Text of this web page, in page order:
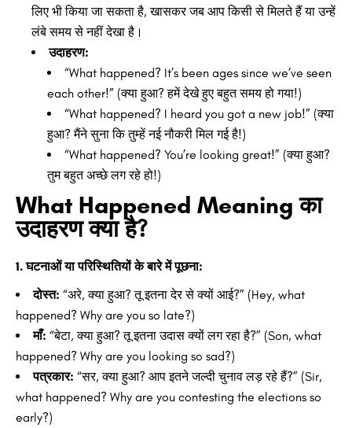
लिए भी किया जा सकता है, खासकर जब आप किसी से मिलते हैं या उन्हें
लंबे समय से नहीं देखा है।
उदाहरण:
“What happened? It’s been ages since we’ve seen
each other!” (क्या हुआ? हमें देखे हुए बहुत समय हो गया!)
“What happened? I heard you got a new job!” (क्या
हुआ? मैंने सुना कि तुम्हें नई नौकरी मिल गई है!)
“What happened? You’re looking great!” (क्या हुआ?
तुम बहुत अच्छे लग रहे हो!)
What Happened Meaning का
उदाहरण क्या है?
1. घटनाओं या परिस्थितियों के बारे में पूछना:
दोस्त: “अरे, क्या हुआ? तू इतना देर से क्यों आई?” (Hey, what
happened? Why are you so late?)
माँ: “बेटा, क्या हुआ? तू इतना उदास क्यों लग रहा है?” (Son, what
happened? Why are you looking so sad?)
पत्रकार: “सर, क्या हुआ? आप इतने जल्दी चुनाव लड़ रहे हैं?” (Sir,
what happened? Why are you contesting the elections so
early?)